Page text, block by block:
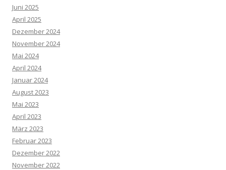
Juni 2025
April 2025
Dezember 2024
November 2024
Mai 2024
April 2024
Januar 2024
August 2023
Mai 2023
April 2023
März 2023
Februar 2023
Dezember 2022
November 2022